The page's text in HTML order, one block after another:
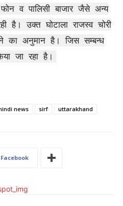
व पालिसी बाजार जैसे अन्य
है। उक्त घोटाला राजस्व चोरी
का अनुमान है। जिस सम्बन्ध
जा रहा है।
news sirf uttarakhand
Facebook